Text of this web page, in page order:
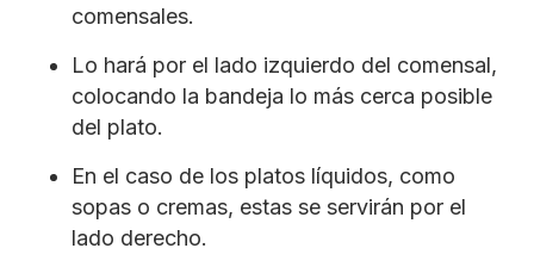
comensales.
Lo hará por el lado izquierdo del comensal,
colocando la bandeja lo más cerca posible
del plato.
En el caso de los platos líquidos, como
sopas o cremas, estas se servirán por el
lado derecho.